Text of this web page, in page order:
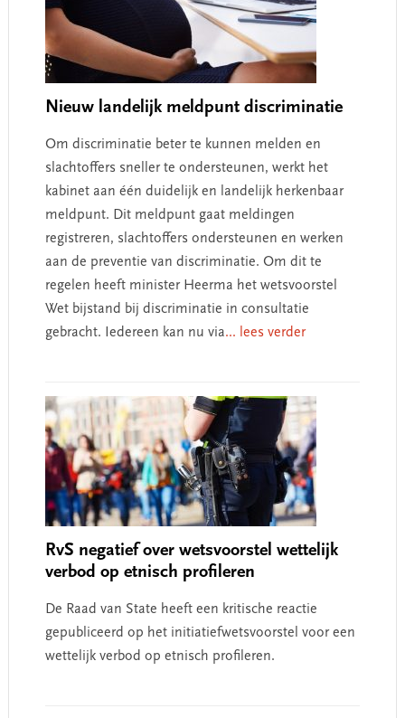
Nieuw landelijk meldpunt discriminatie
Om discriminatie beter te kunnen melden en
slachtoffers sneller te ondersteunen, werkt het
kabinet aan één duidelijk en landelijk herkenbaar
meldpunt. Dit meldpunt gaat meldingen
registreren, slachtoffers ondersteunen en werken
aan de preventie van discriminatie. Om dit te
regelen heeft minister Heerma het wetsvoorstel
Wet bijstand bij discriminatie in consultatie
gebracht. Iedereen kan nu via... lees verder
RvS negatief over wetsvoorstel wettelijk
verbod op etnisch profileren
De Raad van State heeft een kritische reactie
gepubliceerd op het initiatiefwetsvoorstel voor een
wettelijk verbod op etnisch profileren.